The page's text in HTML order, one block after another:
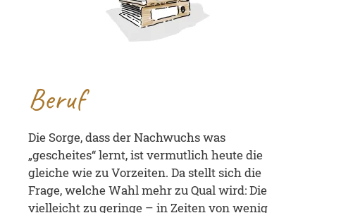
Beruf
Die Sorge, dass der Nachwuchs was
„gescheites“ lernt, ist vermutlich heute die
gleiche wie zu Vorzeiten. Da stellt sich die
Frage, welche Wahl mehr zu Qual wird: Die
vielleicht zu geringe – in Zeiten von wenig